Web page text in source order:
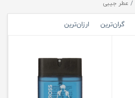
عطر جیبی
گران‌ترین ارزان‌ترین